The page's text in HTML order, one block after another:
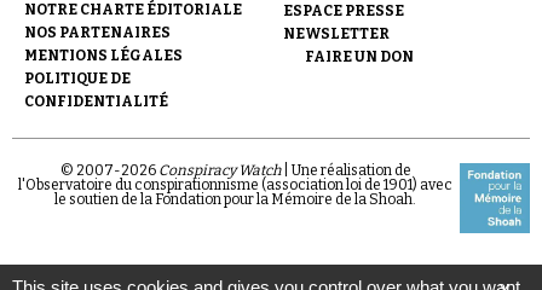
NOTRE CHARTE ÉDITORIALE
NOS PARTENAIRES
MENTIONS LÉGALES
POLITIQUE DE
CONFIDENTIALITÉ
ESPACE PRESSE
NEWSLETTER
FAIRE UN DON
© 2007-2026 Conspiracy Watch| Une réalisation de
l'Observatoire du conspirationnisme (association loi de 1901) avec
le soutien de la Fondation pour la Mémoire de la Shoah.